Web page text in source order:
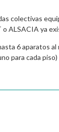
colectivas
o ALSACIA ya
6 aparatos al
para cada piso)